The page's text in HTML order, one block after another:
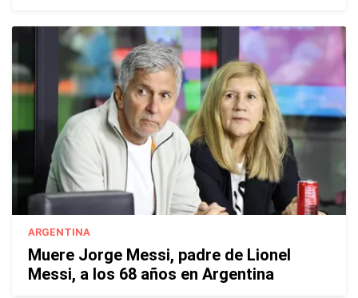
ARGENTINA
Muere Jorge Messi, padre de Lionel
Messi, a los 68 años en Argentina